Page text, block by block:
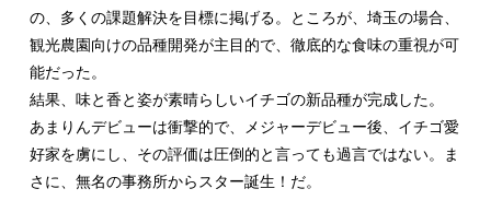
の、多くの課題解決を目標に掲げる。ところが、埼玉の場合、
観光農園向けの品種開発が主目的で、徹底的な食味の重視が可
能だった。
結果、味と香と姿が素晴らしいイチゴの新品種が完成した。
あまりんデビューは衝撃的で、メジャーデビュー後、イチゴ愛
好家を虜にし、その評価は圧倒的と言っても過言ではない。ま
さに、無名の事務所からスター誕生！だ。